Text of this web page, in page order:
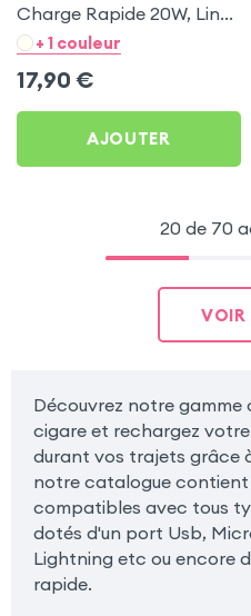
Charge Rapide 20W, LinQ
- Noir pour Oppo Reno 4
+ 1 couleur
17,90 €
AJOUTER
20 de 70
VOIR
Découvrez notre gamme
cigare et rechargez
durant vos trajets grâce
notre catalogue contient
compatibles avec tous
dotés d'un port Usb,
Lightning etc ou encore
rapide.